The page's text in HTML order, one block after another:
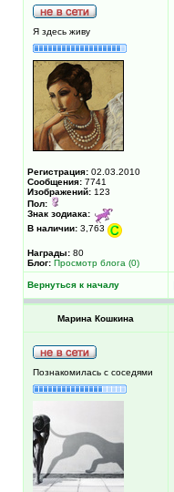
Я здесь живу
Регистрация: 02.03.2010
Сообщения: 7741
Изображений: 123
Пол:
Знак зодиака:
В наличии: 3,763
Награды: 80
Блог: Просмотр блога (0)
Вернуться к началу
Марина Кошкина
Познакомилась с соседями